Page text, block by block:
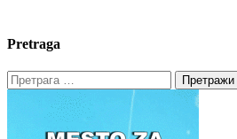
Pretraga
Претрага
за: